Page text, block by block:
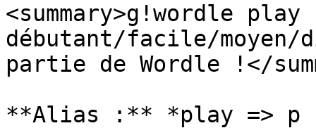
<summary>g!wordle play
débutant/facile/
partie de Wordle !</
**Alias :** *play => p